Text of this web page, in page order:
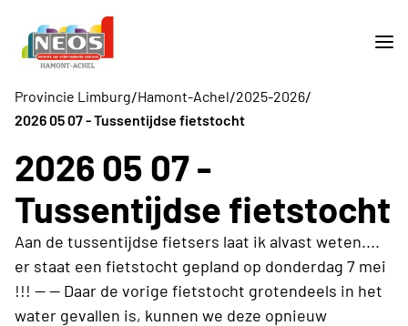
Provincie Limburg/Hamont-Achel/2025-2026/
2026 05 07 - Tussentijdse fietstocht
2026 05 07 -
Tussentijdse fietstocht
Aan de tussentijdse fietsers laat ik alvast weten....
er staat een fietstocht gepland op donderdag 7 mei
!!! -- -- Daar de vorige fietstocht grotendeels in het
water gevallen is, kunnen we deze opnieuw